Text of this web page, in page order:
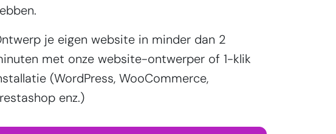
je eigen website in minder dan 2
met onze website-ontwerper of 1-klik
(WordPress, WooCommerce,
enz.)